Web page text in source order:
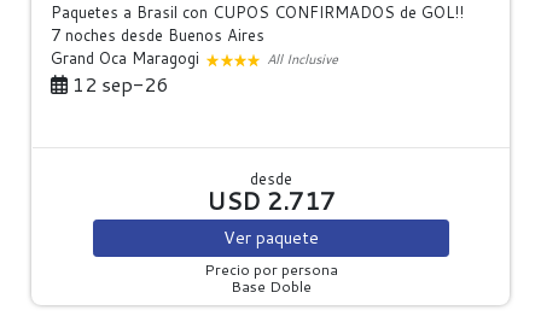
Paquetes a Brasil con CUPOS CONFIRMADOS de GOL!!
7 noches desde Buenos Aires
Grand Oca Maragogi
All Inclusive
12 sep-26
desde
USD 2.717
Ver paquete
Precio por persona
Base Doble